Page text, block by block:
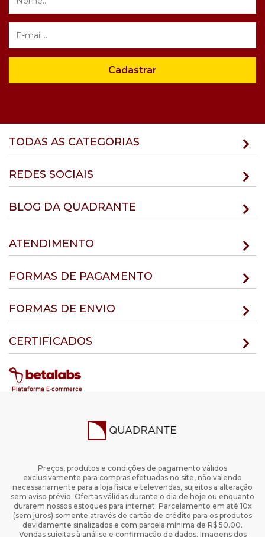
Cadastrar
TODAS AS CATEGORIAS
REDES SOCIAIS
BLOG DA QUADRANTE
ATENDIMENTO
FORMAS DE PAGAMENTO
FORMAS DE ENVIO
CERTIFICADOS
Preços, produtos e condições de pagamento válidos
exclusivamente para compras efetuadas no site, não valendo
necessariamente para a loja física e televendas, sujeitos a alteração
sem aviso prévio. Ofertas válidas durante o dia de hoje ou enquanto
durarem nossos estoques para internet. Parcelamento em até 10x
(sem juros) somente através de cartão de crédito para os produtos
devidamente sinalizados e com parcela mínima de R$ 50.00.
Vendas sujeitas à análise e confirmação de dados. Imagens dos